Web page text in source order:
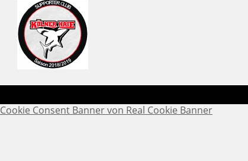
Cookie Consent Banner von Real Cookie Banner